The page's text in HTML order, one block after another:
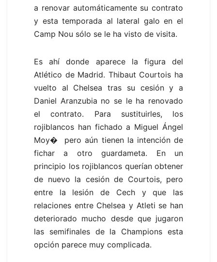
a renovar automáticamente su contrato
y esta temporada al lateral galo en el
Camp Nou sólo se le ha visto de visita.
Es ahí donde aparece la figura del
Atlético de Madrid. Thibaut Courtois ha
vuelto al Chelsea tras su cesión y a
Daniel Aranzubia no se le ha renovado
el contrato. Para sustituirles, los
rojiblancos han fichado a Miguel Ángel
Moy� pero aún tienen la intención de
fichar a otro guardameta. En un
principio los rojiblancos querían obtener
de nuevo la cesión de Courtois, pero
entre la lesión de Cech y que las
relaciones entre Chelsea y Atleti se han
deteriorado mucho desde que jugaron
las semifinales de la Champions esta
opción parece muy complicada.